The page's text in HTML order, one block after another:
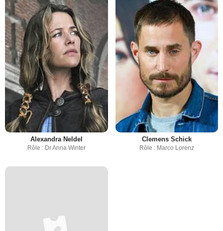
Alexandra Neldel
Rôle : Dr Anna Winter
Clemens Schick
Rôle : Marco Lorenz